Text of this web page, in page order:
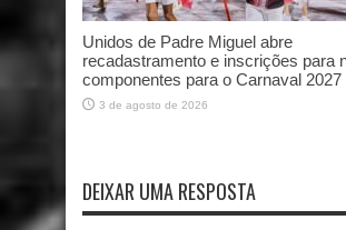
Unidos de Padre Miguel abre
recadastramento e inscrições para
componentes para o Carnaval 2027
3 de agosto de 2026
DEIXAR UMA RESPOSTA